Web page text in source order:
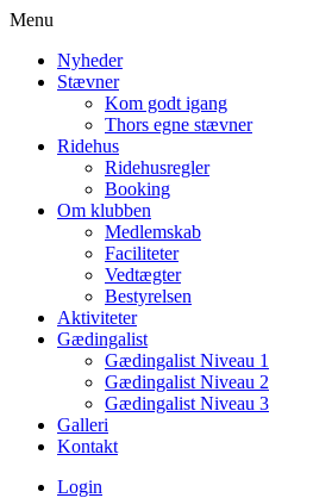
Menu
Nyheder
Stævner
Kom godt igang
Thors egne stævner
Ridehus
Ridehusregler
Booking
Om klubben
Medlemskab
Faciliteter
Vedtægter
Bestyrelsen
Aktiviteter
Gædingalist
Gædingalist Niveau 1
Gædingalist Niveau 2
Gædingalist Niveau 3
Galleri
Kontakt
Login